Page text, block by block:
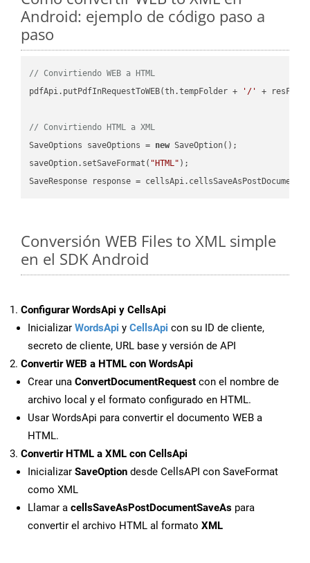
Android: ejemplo de código paso a
paso
// Convirtiendo WEB a HTML
pdfApi.putPdfInRequestToWEB(th.tempFolder +
'/' +
// Convirtiendo HTML a XML
SaveOptions saveOptions = new SaveOption();
saveOption.setSaveFormat( "HTML" );
SaveResponse response =
Conversión WEB Files to XML simple
en el SDK Android
Configurar WordsApi y CellsApi
Inicializar WordsApi y CellsApi con su ID de cliente,
secreto de cliente, URL base y versión de API
Convertir WEB a HTML con WordsApi
Crear una ConvertDocumentRequest con el nombre de
archivo local y el formato configurado en HTML.
Usar WordsApi para convertir el documento WEB a
HTML.
Convertir HTML a XML con CellsApi
Inicializar SaveOption desde CellsAPI con SaveFormat
como XML
Llamar a cellsSaveAsPostDocumentSaveAs para
convertir el archivo HTML al formato XML